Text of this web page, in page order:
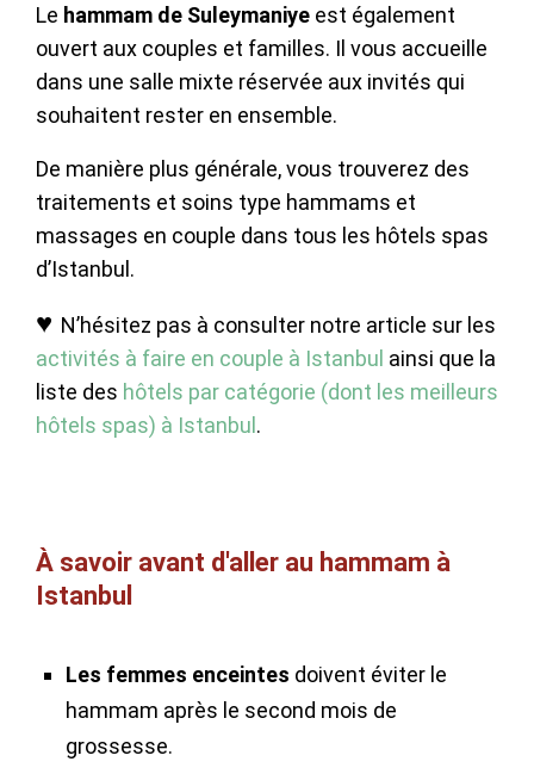
Le hammam de Suleymaniye est également
ouvert aux couples et familles. Il vous accueille
dans une salle mixte réservée aux invités qui
souhaitent rester en ensemble.
De manière plus générale, vous trouverez des
traitements et soins type hammams et
massages en couple dans tous les hôtels spas
d’Istanbul.
♥ N’hésitez pas à consulter notre article sur les
activités à faire en couple à Istanbul ainsi que la
liste des hôtels par catégorie (dont les meilleurs
hôtels spas) à Istanbul .
À savoir avant d'aller au hammam à
Istanbul
Les femmes enceintes doivent éviter le
hammam après le second mois de
grossesse.